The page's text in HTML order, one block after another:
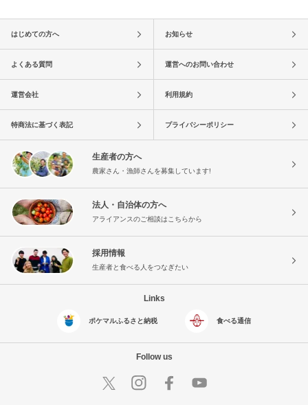
はじめての方へ お知らせ
よくある質問 運営へのお問い合わせ
運営会社 利用規約
特商法に基づく表記 プライバシーポリシー
生産者の方へ
農家さん・漁師さんを募集しています!
法人・自治体の方へ
アライアンスのご相談はこちらから
採用情報
生産者と食べる人をつなぎたい
Links
ポケマルふるさと納税 食べる通信
Follow us